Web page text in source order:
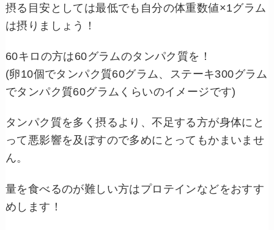
摂る目安としては最低でも自分の体重数値×1グラム
は摂りましょう！
60キロの方は60グラムのタンパク質を！
(卵10個でタンパク質60グラム、ステーキ300グラム
でタンパク質60グラムくらいのイメージです)
タンパク質を多く摂るより、不足する方が身体にと
って悪影響を及ぼすので多めにとってもかまいませ
ん。
量を食べるのが難しい方はプロテインなどをおすす
めします！